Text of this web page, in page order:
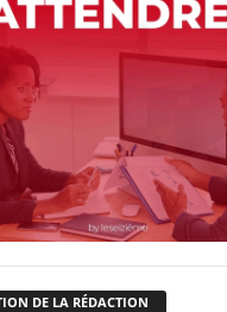
DE LA RÉDACTION